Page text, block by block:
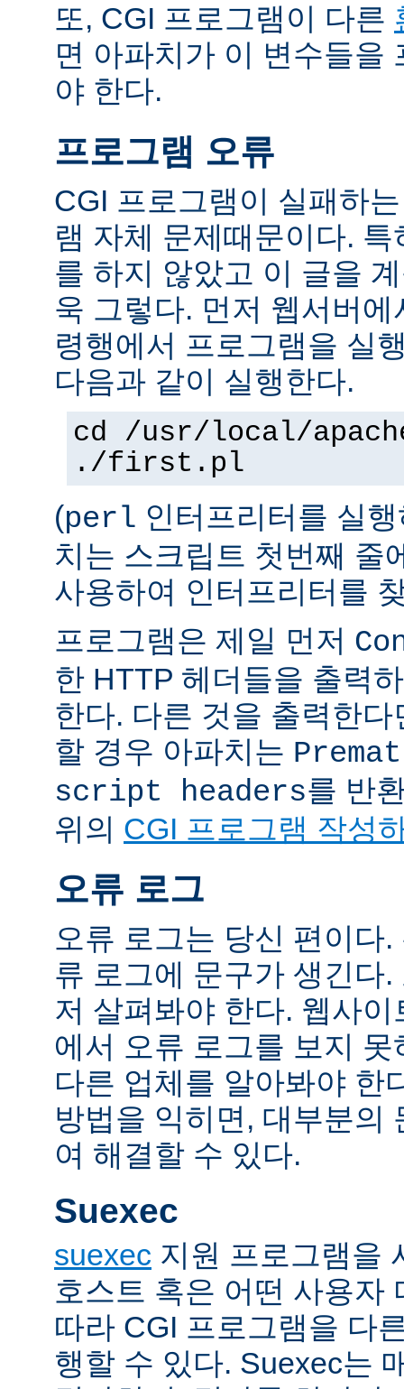
또, CGI 프로그램이 다른
면 아파치가 이 변수들을
야 한다.
프로그램 오류
CGI 프로그램이 실패하
램 자체 문제때문이다.
를 하지 않았고 이 글을
욱 그렇다. 먼저 웹서버
령행에서 프로그램을 실
다음과 같이 실행한다.
cd /usr/local/
./first.pl
(perl 인터프리터를 실
치는 스크립트 첫번째 줄
사용하여 인터프리터를
프로그램은 제일 먼저
한 HTTP 헤더들을 출력
한다. 다른 것을 출력한
할 경우 아파치는
script headers를 반
위의 CGI 프로그램 작성
오류 로그
오류 로그는 당신 편이다
류 로그에 문구가 생긴다
저 살펴봐야 한다. 웹사
에서 오류 로그를 보지
다른 업체를 알아봐야 한
방법을 익히면, 대부분의
여 해결할 수 있다.
Suexec
suexec 지원 프로그램을
호스트 혹은 어떤 사용자
따라 CGI 프로그램을 다
행할 수 있다. Suexec는